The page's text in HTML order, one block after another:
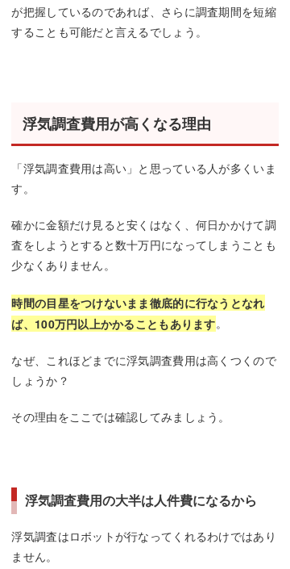
が把握しているのであれば、さらに調査期間を短縮
することも可能だと言えるでしょう。
浮気調査費用が高くなる理由
「浮気調査費用は高い」と思っている人が多くいま
す。
確かに金額だけ見ると安くはなく、何日かかけて調
査をしようとすると数十万円になってしまうことも
少なくありません。
時間の目星をつけないまま徹底的に行なうとなれ
ば、100万円以上かかることもあります。
なぜ、これほどまでに浮気調査費用は高くつくので
しょうか？
その理由をここでは確認してみましょう。
浮気調査費用の大半は人件費になるから
浮気調査はロボットが行なってくれるわけではあり
ません。